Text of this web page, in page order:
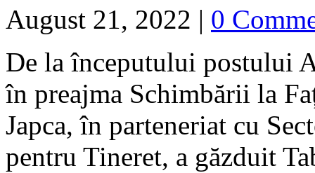
August 21, 2022 | 0
De la începutului postului
în preajma Schimbării la
Japca, în parteneriat cu
pentru Tineret, a găzduit